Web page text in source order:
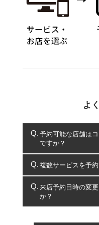
よ
予約可能な店舗は
ですか？
コクピット・タイ
複数サービスを予
複数サービスのご
一部の商品・サービス
出来ないものもございま
来店予約日時の変
か？